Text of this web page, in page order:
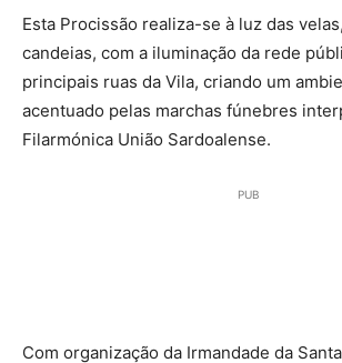
Esta Procissão realiza-se à luz das
candeias, com a iluminação da rede
principais ruas da Vila, criando um
acentuado pelas marchas fúnebres
Filarmónica União Sardoalense.
PUB
Com organização da Irmandade da